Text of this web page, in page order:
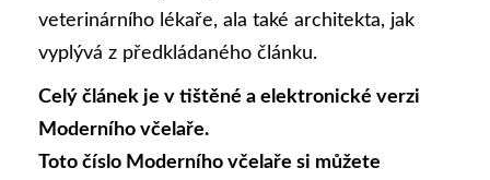
veterinárního lékaře, ala také architekta, jak
vyplývá z předkládaného článku.
Celý článek je v tištěné a elektronické verzi
Moderního včelaře.
Toto číslo Moderního včelaře si můžete